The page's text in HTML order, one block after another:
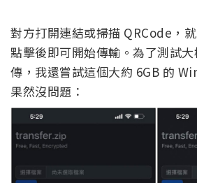
對方打開連結或掃描 QRCode，
點擊後即可開始傳輸。為了測試
傳，我還嘗試這個大約 6GB 的
果然沒問題：